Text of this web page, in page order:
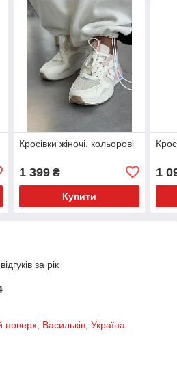
Кросівки жіночі, кольорові
1 399₴
Купити
1
за рік
Васильків, Україна